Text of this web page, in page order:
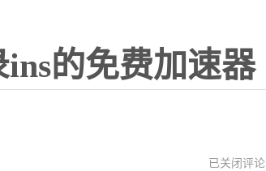
的免费加速器
instagram
已关闭评论